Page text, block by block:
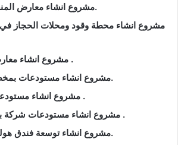
مشروع انشاء معارض المنصور شمال جدة.
مشروع انشاء محطة وقود ومحلات الحجاز
مشروع انشاء معارض الوصل 1.2.3 .
مشروع انشاء مستودعات بمخطط 12 الموسى.
مشروع انشاء مستودعات ثوب الاصاله .
مشروع انشاء مستودعات شركة بن سعيدان بجدة .
مشروع انشاء توسعة فندق هوليدي ان في جدة.